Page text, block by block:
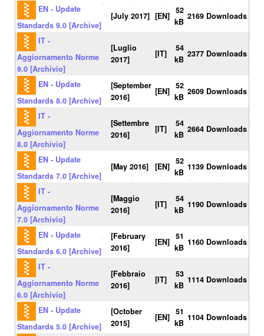
EN - Update
Standards 9.0 [Archive]
[July 2017] [EN]
52
kB
2169 Downloads
IT -
Aggiornamento Norme
9.0 [Archivio]
[Luglio
2017]
[IT]
54
kB
2377 Downloads
EN - Update
Standards 8.0 [Archive]
[September
2016]
[EN]
52
kB
2609 Downloads
IT -
Aggiornamento Norme
8.0 [Archivio]
[Settembre
2016]
[IT]
54
kB
2664 Downloads
EN - Update
Standards 7.0 [Archive]
[May 2016] [EN]
52
kB
1139 Downloads
IT -
Aggiornamento Norme
7.0 [Archivio]
[Maggio
2016]
[IT]
54
kB
1190 Downloads
EN - Update
Standards 6.0 [Archive]
[February
2016]
[EN]
51
kB
1160 Downloads
IT -
Aggiornamento Norme
6.0 [Archivio]
[Febbraio
2016]
[IT]
53
kB
1114 Downloads
EN - Update
Standards 5.0 [Archive]
[October
2015]
[EN]
51
kB
1104 Downloads